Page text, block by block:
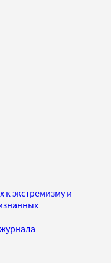
к экстремизму и